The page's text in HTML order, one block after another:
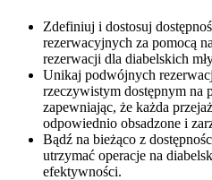
Zdefiniuj i dostosuj
rezerwacyjnych za pomocą
rezerwacji dla diabelskich
Unikaj podwójnych
rzeczywistym dostępnym na
zapewniając, że każda
odpowiednio obsadzone i
Bądź na bieżąco z
utrzymać operacje na
efektywności.